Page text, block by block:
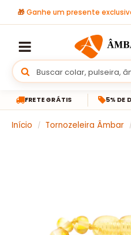
🎁Ganhe um presente
FRETE GRÁTIS 5% DE
Início / Tornozeleira Âmbar /